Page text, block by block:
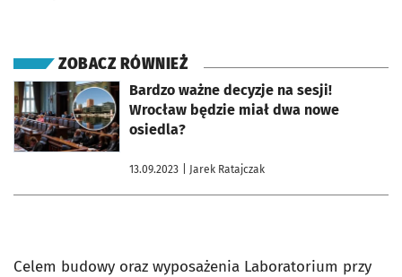
ZOBACZ RÓWNIEŻ
Bardzo ważne decyzje na sesji!
Wrocław będzie miał dwa nowe
osiedla?
13.09.2023 | Jarek Ratajczak
otworzy się w nowej karcie
Celem budowy oraz wyposażenia Laboratorium przy